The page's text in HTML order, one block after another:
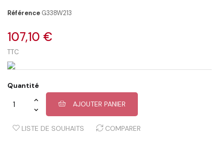
Référence G338W213
107,10 €
TTC
Quantité
AJOUTER PANIER
LISTE DE SOUHAITS COMPARER